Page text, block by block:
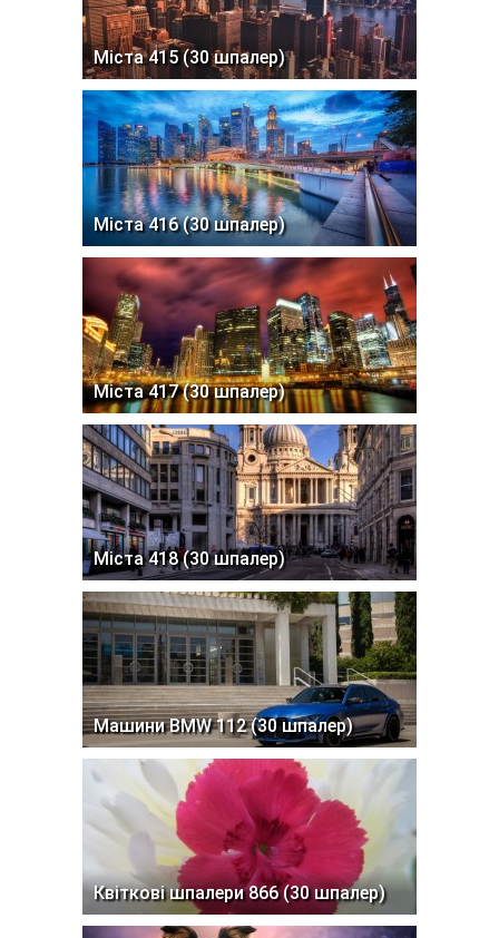
Міста 415 (30 шпалер)
Міста 416 (30 шпалер)
Міста 417 (30 шпалер)
Міста 418 (30 шпалер)
Машини BMW 112 (30 шпалер)
Квіткові шпалери 866 (30 шпалер)